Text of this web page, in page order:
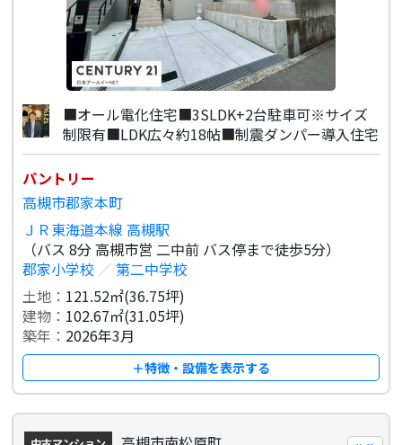
■オール電化住宅■3SLDK+2台駐車可※サイズ
制限有■LDK広々約18帖■制震ダンパー導入住宅
パントリー
高槻市郡家本町
ＪＲ東海道本線 高槻駅
（バス 8分 高槻市営 二中前 バス停まで徒歩5分）
郡家小学校 ／ 第二中学校
土地： 121.52㎡(36.75坪)
建物： 102.67㎡(31.05坪)
築年： 2026年3月
＋特徴・設備を表示する